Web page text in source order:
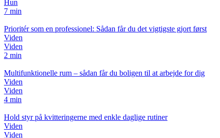
Hun
7 min
Prioritér som en professionel: Sådan får du det vigtigste gjort først
Viden
Viden
2 min
Multifunktionelle rum – sådan får du boligen til at arbejde for dig
Viden
Viden
4 min
Hold styr på kvitteringerne med enkle daglige rutiner
Viden
Viden